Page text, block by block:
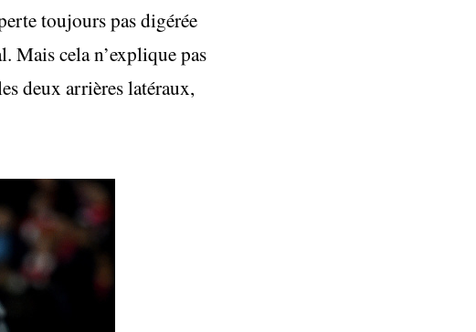
toujours pas digérée
Mais cela n’explique pas
deux arrières latéraux,